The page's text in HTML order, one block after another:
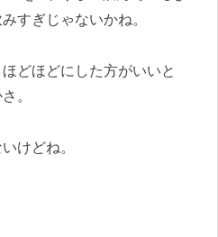
すぎじゃないかね。
どほどにした方がいいと
。
けどね。